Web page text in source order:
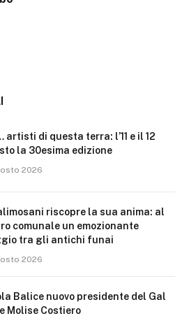
artisti di questa terra: l’11 e il 12
la 30esima edizione
2026
riscopre la sua anima: al
comunale un emozionante
tra gli antichi funai
2026
Balice nuovo presidente del Gal
Molise Costiero